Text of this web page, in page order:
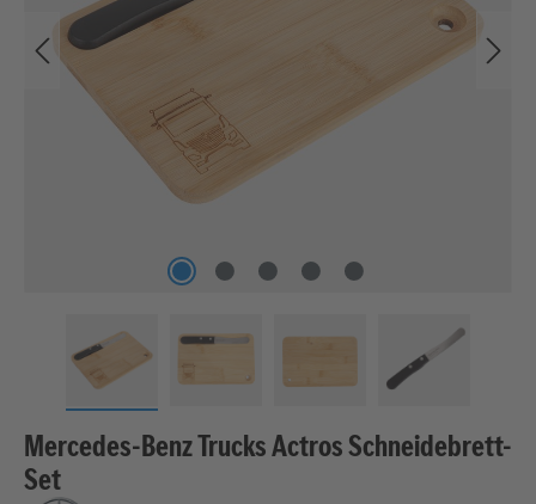
Mercedes-Benz Trucks Actros Schneidebrett-
Set